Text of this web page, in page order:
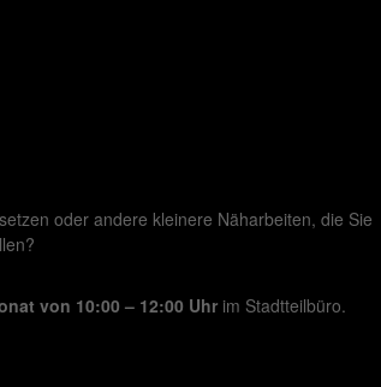
oder andere kleinere Näharbeiten, die Sie
von 10:00 – 12:00 Uhr im Stadtteilbüro.